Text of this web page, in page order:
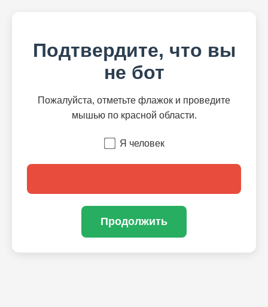
Подтвердите, что вы
не бот
Пожалуйста, отметьте флажок и проведите
мышью по красной области.
Я человек
Продолжить